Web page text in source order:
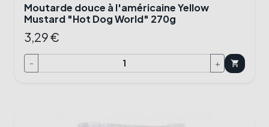
Moutarde douce à l'américaine Yellow
Mustard "Hot Dog World" 270g
3,29 €
- + shopping_cart